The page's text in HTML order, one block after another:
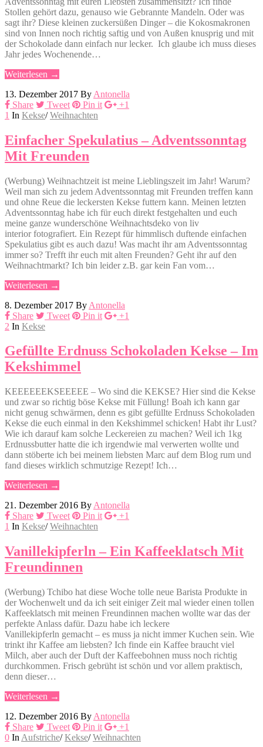
Stollen gehört dazu, genauso wie Gebrannte Mandeln. Oder was
sagt ihr? Diese kleinen zuckersüßen Dinger – die Kokosmakronen
sind von Innen noch richtig saftig und von Außen knusprig und mit
der Schokolade dann einfach nur lecker. Ich glaube ich muss dieses
Jahr jedes Wochenende…
Weiterlesen →
13. Dezember 2017 By Antonella
Share
Tweet Pin it
+1
1 In Kekse/ Weihnachten
Einfacher Spekulatius – Adventssonntag
Mit Freunden
(Werbung) Weihnachtzeit ist meine Lieblingszeit im Jahr! Warum?
Weil man sich zu jedem Adventssonntag mit Freunden treffen kann
und ohne Reue die leckersten Kekse futtern kann. Meinen letzten
Adventssonntag habe ich für euch direkt festgehalten und euch
meine ganze wunderschöne Weihnachtsdeko von liv
interior fotografiert. Ein Rezept für himmlisch duftende einfachen
Spekulatius gibt es auch dazu! Was macht ihr am Adventssonntag
immer so? Trefft ihr euch mit alten Freunden? Geht ihr auf den
Weihnachtmarkt? Ich bin leider z.B. gar kein Fan vom…
Weiterlesen →
8. Dezember 2017 By Antonella
Share
Tweet Pin it
+1
2 In Kekse
Gefüllte Erdnuss Schokoladen Kekse – Im
Kekshimmel
KEEEEEEKSEEEEE – Wo sind die KEKSE? Hier sind die Kekse
und zwar so richtig böse Kekse mit Füllung! Boah ich kann gar
nicht genug schwärmen, denn es gibt gefüllte Erdnuss Schokoladen
Kekse die euch einmal in den Kekshimmel schicken! Habt ihr Lust?
Wie ich darauf kam solche Leckereien zu machen? Weil ich 1kg
Erdnussbutter hatte die ich irgendwie mal verwerten wollte und
dann stöberte ich bei meinem liebsten Marc auf dem Blog rum und
fand dieses wirklich schmutzige Rezept! Ich…
Weiterlesen →
21. Dezember 2016 By Antonella
Share
Tweet Pin it
+1
1 In Kekse/ Weihnachten
Vanillekipferln – Ein Kaffeeklatsch Mit
Freundinnen
(Werbung) Tchibo hat diese Woche tolle neue Barista Produkte in
der Wochenwelt und da ich seit einiger Zeit mal wieder einen tollen
Kaffeeklatsch mit meinen Freundinnen machen wollte war das der
perfekte Anlass dafür. Dazu habe ich leckere
Vanillekipferln gemacht – es muss ja nicht immer Kuchen sein. Wie
trinkt ihr Kaffee am liebsten? Ich finde ein Kaffee braucht viel
Milch, aber auch der Duft der Kaffeebohnen muss noch richtig
durchkommen. Frisch gebrüht ist schön und vor allem praktisch,
denn dieser…
Weiterlesen →
12. Dezember 2016 By Antonella
Share
Tweet Pin it
+1
0 In Aufstriche/ Kekse/ Weihnachten